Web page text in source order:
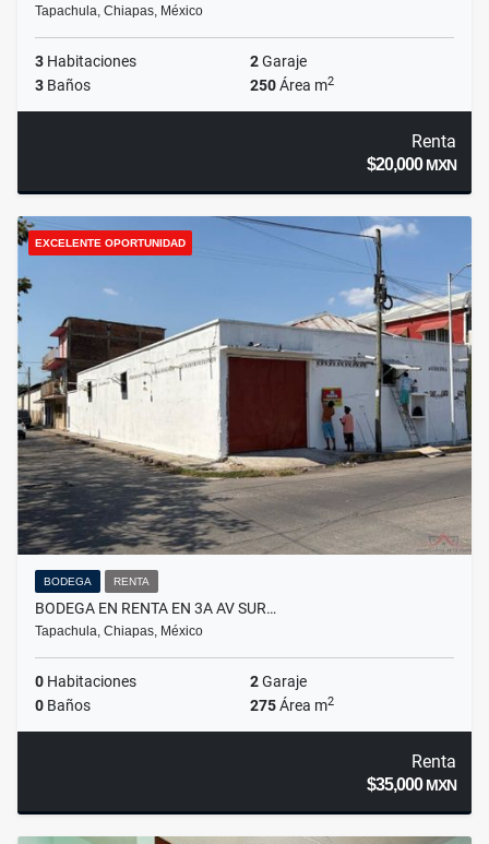
Tapachula, Chiapas, México
3 Habitaciones 2Garaje
3 Baños 250Área m2
Renta
$20,000MXN
EXCELENTE OPORTUNIDAD
BODEGA RENTA
BODEGA EN RENTA EN 3A AV SUR…
Tapachula, Chiapas, México
0 Habitaciones 2Garaje
0 Baños 275Área m2
Renta
$35,000MXN